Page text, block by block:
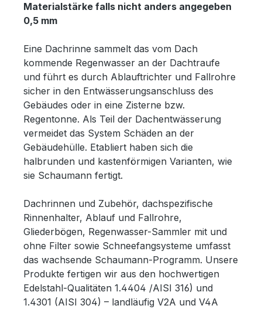
Materialstärke falls nicht anders angegeben
0,5 mm
Eine Dachrinne sammelt das vom Dach
kommende Regenwasser an der Dachtraufe
und führt es durch Ablauftrichter und Fallrohre
sicher in den Entwässerungsanschluss des
Gebäudes oder in eine Zisterne bzw.
Regentonne. Als Teil der Dachentwässerung
vermeidet das System Schäden an der
Gebäudehülle. Etabliert haben sich die
halbrunden und kastenförmigen Varianten, wie
sie Schaumann fertigt.
Dachrinnen und Zubehör, dachspezifische
Rinnenhalter, Ablauf und Fallrohre,
Gliederbögen, Regenwasser-Sammler mit und
ohne Filter sowie Schneefangsysteme umfasst
das wachsende Schaumann-Programm. Unsere
Produkte fertigen wir aus den hochwertigen
Edelstahl-Qualitäten 1.4404 /AISI 316) und
1.4301 (AISI 304) – landläufig V2A und V4A